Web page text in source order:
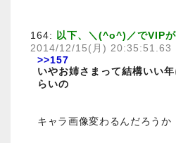
164: 以下、＼(^o^)／でVIP
2014/12/15(月) 20:35:51.63
>>157
いやお姉さまって結構いい
らいの
キャラ画像変わるんだろうか